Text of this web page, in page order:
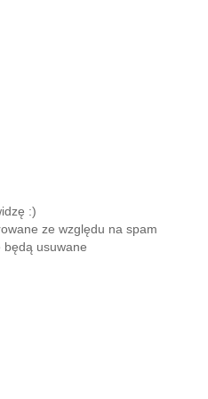
:)
ze względu na spam
będą usuwane